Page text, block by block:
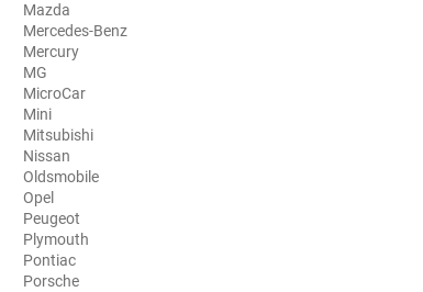
Bentley
Bmw
Buick
Byd
Cadillac
Changan
Chevrolet
Mazda
Mercedes-Benz
Mercury
MG
MicroCar
Mini
Mitsubishi
Nissan
Oldsmobile
Opel
Peugeot
Plymouth
Pontiac
Porsche